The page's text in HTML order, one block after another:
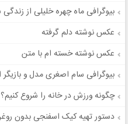
بیوگرافی ماه چهره خلیلی از
عکس نوشته دلم گرفته
عکس نوشته خسته ام با متن
بیوگرافی سام اصغری مدل و
چگونه ورزش در خانه را شروع کنیم؟ 4 حرکت ورزشی مهم در خانه
دستور تهیه کیک اسفنجی بدون